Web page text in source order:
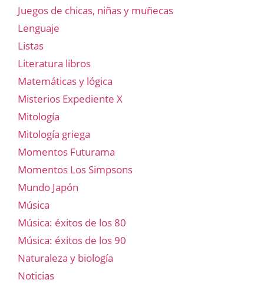
Juegos de chicas, niñas y muñecas
Lenguaje
Listas
Literatura libros
Matemáticas y lógica
Misterios Expediente X
Mitología
Mitología griega
Momentos Futurama
Momentos Los Simpsons
Mundo Japón
Música
Música: éxitos de los 80
Música: éxitos de los 90
Naturaleza y biología
Noticias